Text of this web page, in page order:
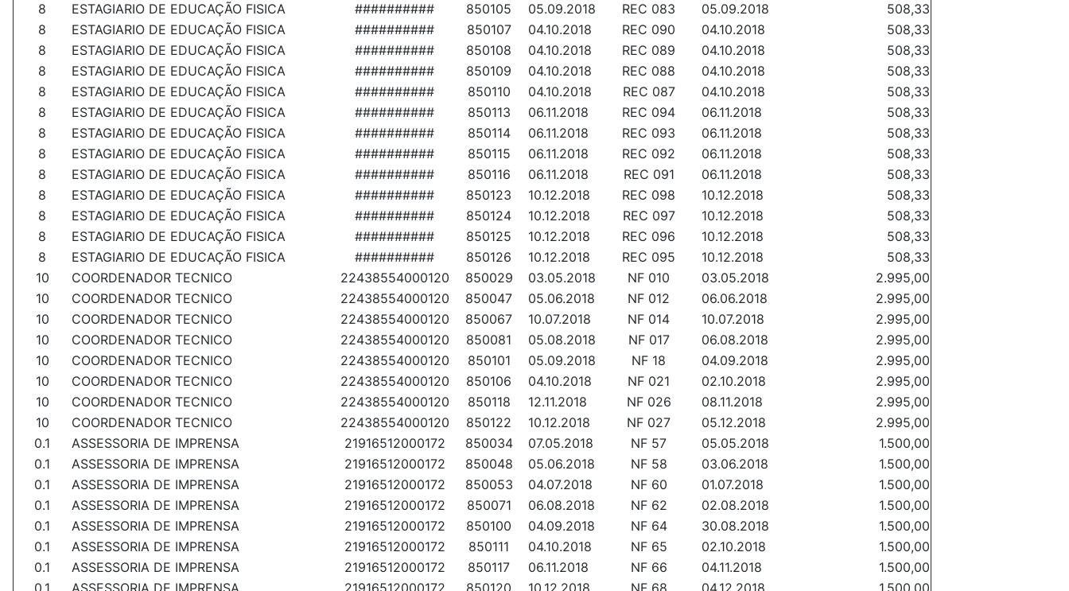
8
ESTAGIARIO DE EDUCAÇÃO FISICA ########## 850105 05.09.2018 REC 083 05.09.2018
508,33
8
ESTAGIARIO DE EDUCAÇÃO FISICA ########## 850107 04.10.2018 REC 090 04.10.2018
508,33
8
ESTAGIARIO DE EDUCAÇÃO FISICA ########## 850108 04.10.2018 REC 089 04.10.2018
508,33
8
ESTAGIARIO DE EDUCAÇÃO FISICA ########## 850109 04.10.2018 REC 088 04.10.2018
508,33
8
ESTAGIARIO DE EDUCAÇÃO FISICA ########## 850110 04.10.2018 REC 087 04.10.2018
508,33
8
ESTAGIARIO DE EDUCAÇÃO FISICA ########## 850113 06.11.2018 REC 094 06.11.2018
508,33
8
ESTAGIARIO DE EDUCAÇÃO FISICA ########## 850114 06.11.2018 REC 093 06.11.2018
508,33
8
ESTAGIARIO DE EDUCAÇÃO FISICA ########## 850115 06.11.2018 REC 092 06.11.2018
508,33
8
ESTAGIARIO DE EDUCAÇÃO FISICA ########## 850116 06.11.2018 REC 091 06.11.2018
508,33
8
ESTAGIARIO DE EDUCAÇÃO FISICA ########## 850123 10.12.2018 REC 098 10.12.2018
508,33
8
ESTAGIARIO DE EDUCAÇÃO FISICA ########## 850124 10.12.2018 REC 097 10.12.2018
508,33
8
ESTAGIARIO DE EDUCAÇÃO FISICA ########## 850125 10.12.2018 REC 096 10.12.2018
508,33
8
ESTAGIARIO DE EDUCAÇÃO FISICA ########## 850126 10.12.2018 REC 095 10.12.2018
508,33
10
COORDENADOR TECNICO 22438554000120 850029 03.05.2018 NF 010 03.05.2018
2.995,00
10
COORDENADOR TECNICO 22438554000120 850047 05.06.2018 NF 012 06.06.2018
2.995,00
10
COORDENADOR TECNICO 22438554000120 850067 10.07.2018 NF 014 10.07.2018
2.995,00
10
COORDENADOR TECNICO 22438554000120 850081 05.08.2018 NF 017 06.08.2018
2.995,00
10
COORDENADOR TECNICO 22438554000120 850101 05.09.2018 NF 18 04.09.2018
2.995,00
10
COORDENADOR TECNICO 22438554000120 850106 04.10.2018 NF 021 02.10.2018
2.995,00
10
COORDENADOR TECNICO 22438554000120 850118 12.11.2018 NF 026 08.11.2018
2.995,00
10
COORDENADOR TECNICO 22438554000120 850122 10.12.2018 NF 027 05.12.2018
2.995,00
0.1
ASSESSORIA DE IMPRENSA 21916512000172 850034 07.05.2018 NF 57 05.05.2018
1.500,00
0.1
ASSESSORIA DE IMPRENSA 21916512000172 850048 05.06.2018 NF 58 03.06.2018
1.500,00
0.1
ASSESSORIA DE IMPRENSA 21916512000172 850053 04.07.2018 NF 60 01.07.2018
1.500,00
0.1
ASSESSORIA DE IMPRENSA 21916512000172 850071 06.08.2018 NF 62 02.08.2018
1.500,00
0.1
ASSESSORIA DE IMPRENSA 21916512000172 850100 04.09.2018 NF 64 30.08.2018
1.500,00
0.1
ASSESSORIA DE IMPRENSA 21916512000172 850111 04.10.2018 NF 65 02.10.2018
1.500,00
0.1
ASSESSORIA DE IMPRENSA 21916512000172 850117 06.11.2018 NF 66 04.11.2018
1.500,00
0.1
ASSESSORIA DE IMPRENSA 21916512000172 850120 10.12.2018 NF 68 04.12.2018 1.500,00